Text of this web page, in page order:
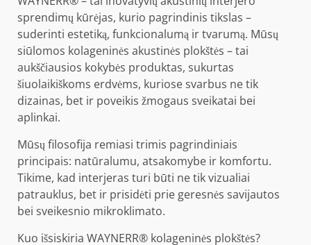
sprendimų kūrėjas, kurio pagrindinis tikslas –
suderinti estetiką, funkcionalumą ir tvarumą. Mūsų
siūlomos kolageninės akustinės plokštės – tai
aukščiausios kokybės produktas, sukurtas
šiuolaikiškoms erdvėms, kuriose svarbus ne tik
dizainas, bet ir poveikis žmogaus sveikatai bei
aplinkai.
Mūsų filosofija remiasi trimis pagrindiniais
principais: natūralumu, atsakomybe ir komfortu.
Tikime, kad interjeras turi būti ne tik vizualiai
patrauklus, bet ir prisidėti prie geresnės savijautos
bei sveikesnio mikroklimato.
Kuo išsiskiria WAYNERR®️ kolageninės plokštės?